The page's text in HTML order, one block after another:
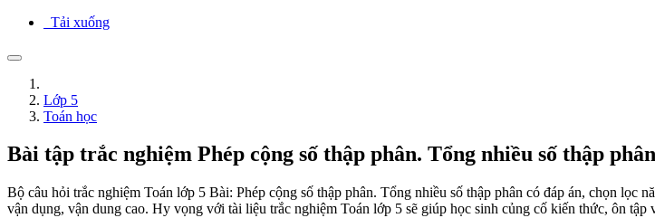
Tải xuống
Lớp 5
Toán học
Bài tập trắc nghiệm Phép cộng số thập phân. Tổng nhiều số thập
Bộ câu hỏi trắc nghiệm Toán lớp 5 Bài: Phép cộng số thập phân. Tổng nhiều số thập phân có đáp án, chọn lọc
vận dụng, vận dung cao. Hy vọng với tài liệu trắc nghiệm Toán lớp 5 sẽ giúp học sinh củng cố kiến thức, ôn tập